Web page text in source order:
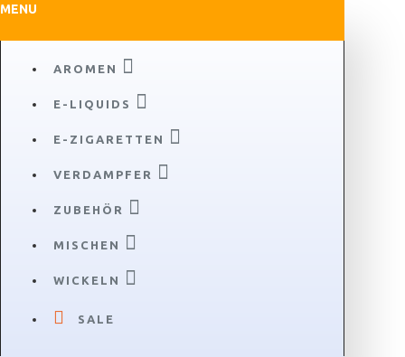
MENU
AROMEN
E-LIQUIDS
E-ZIGARETTEN
VERDAMPFER
ZUBEHÖR
MISCHEN
WICKELN
SALE